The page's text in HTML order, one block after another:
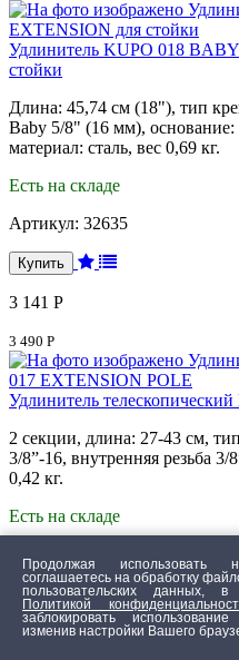
Удлинитель KUPO 018
стойки
Длина: 45,74 см (18"), тип
Baby 5/8" (16 мм),
материал: сталь, вес 0,69 кг.
Есть на складе
Артикул: 32635
3 141 Р
3 490 Р
Удлинитель
2 секции, длина: 27-43 см,
3/8”-16, внутренняя резьба
0,42 кг.
Есть на складе
3 771 Р
Продолжая
соглашаетесь на обработку
пользовательских данных, в
Политикой
заблокировать
изменив настройки Вашего